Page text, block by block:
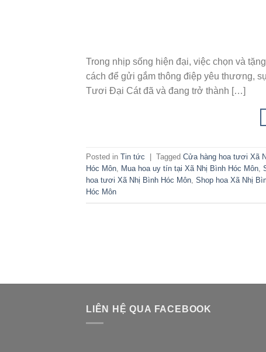
Trong nhịp sống hiện đại, việc chọn và
cách để gửi gắm thông điệp yêu thương,
Tươi Đại Cát đã và đang trở thành […]
Posted in Tin tức Tagged Cửa hàng hoa tươi Xã
Hóc Môn, Mua hoa uy tín tại Xã Nhị Bình Hóc Môn,
hoa tươi Xã Nhị Bình Hóc Môn, Shop hoa Xã Nhị
Hóc Môn
LIÊN HỆ QUA FACEBOOK